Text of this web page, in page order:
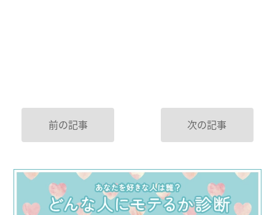
前の記事 次の記事